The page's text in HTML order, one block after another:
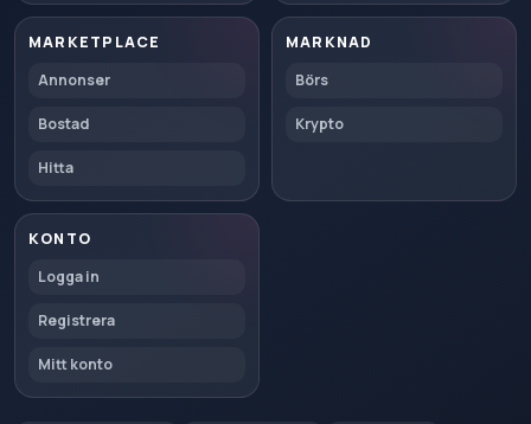
MARKETPLACE
Annonser
Bostad
Hitta
MARKNAD
Börs
Krypto
KONTO
Logga in
Registrera
Mitt konto